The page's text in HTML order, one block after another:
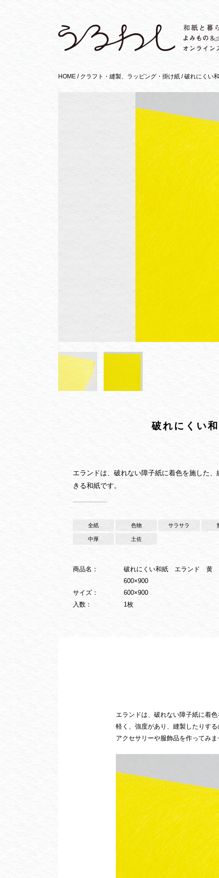
HOME/ クラフト・縫製 ラッピング・掛け紙/破れにく
破れにく
エランドは、破れない障子紙に着色を施した、
きる和紙です。
全紙 色物 サラサラ
中厚 土佐
商品名：
破れにくい和紙 エランド 黄
600×900
サイズ：
600×900
入数：
1枚
エランドは、破れない障子紙に着
軽く、強度があり、縫製したりす
アクセサリーや服飾品を作ってみ